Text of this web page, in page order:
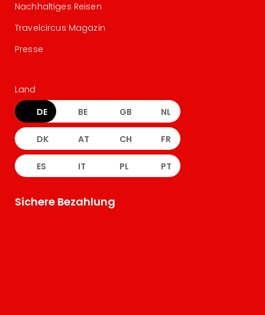
Nachhaltiges Reisen
Travelcircus Magazin
Presse
Land
DE BE GB NL
DK AT CH FR
ES IT PL PT
Sichere Bezahlung